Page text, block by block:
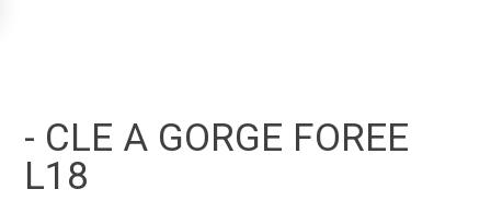
- CLE A GORGE FOREE
L18